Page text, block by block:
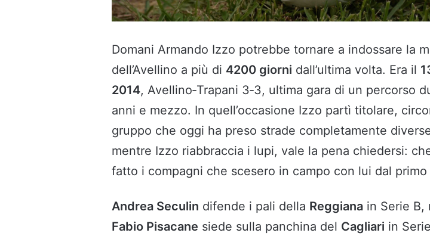
Domani Armando Izzo potrebbe tornare a indossare la
dell’Avellino a più di 4200 giorni dall’ultima volta. Era il
2014, Avellino‑Trapani 3‑3, ultima gara di un percorso
anni e mezzo. In quell’occasione Izzo partì titolare,
gruppo che oggi ha preso strade completamente
mentre Izzo riabbraccia i lupi, vale la pena chiedersi:
fatto i compagni che scesero in campo con lui dal primo
Andrea Seculin difende i pali della Reggiana in Serie B,
Fabio Pisacane siede sulla panchina del Cagliari in